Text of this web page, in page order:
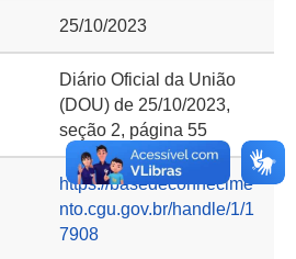
25/10/2023
Diário Oficial da União
(DOU) de 25/10/2023,
seção 2, página 55
https://basedeconhecime
nto.cgu.gov.br/handle/1/1
7908